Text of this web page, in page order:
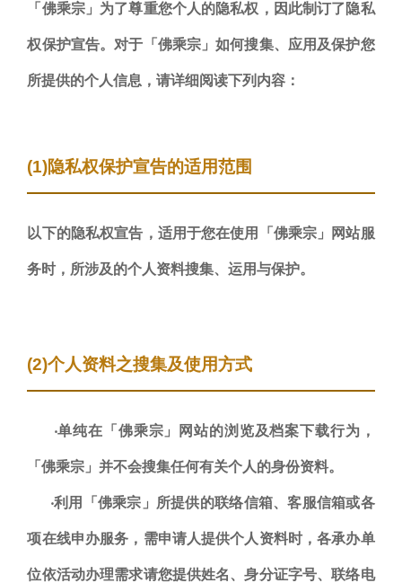
「佛乘宗」为了尊重您个人的隐私权，因此制订了隐私
权保护宣告。对于「佛乘宗」如何搜集、应用及保护您
所提供的个人信息，请详细阅读下列内容：
(1)隐私权保护宣告的适用范围
以下的隐私权宣告，适用于您在使用「佛乘宗」网站服
务时，所涉及的个人资料搜集、运用与保护。
(2)个人资料之搜集及使用方式
‧单纯在「佛乘宗」网站的浏览及档案下载行为，
「佛乘宗」并不会搜集任何有关个人的身份资料。
‧利用「佛乘宗」所提供的联络信箱、客服信箱或各
项在线申办服务，需申请人提供个人资料时，各承办单
位依活动办理需求请您提供姓名、身分证字号、联络电